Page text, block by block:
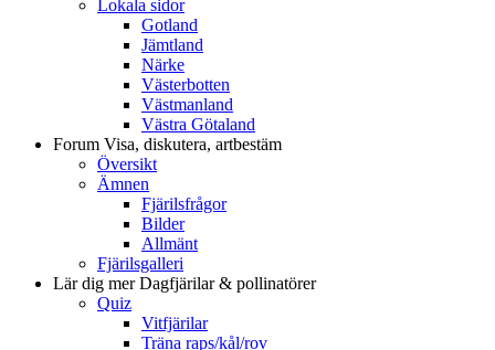
Lokala sidor
Gotland
Jämtland
Närke
Västerbotten
Västmanland
Västra Götaland
Forum Visa, diskutera, artbestäm
Översikt
Ämnen
Fjärilsfrågor
Bilder
Allmänt
Fjärilsgalleri
Lär dig merDagfjärilar & pollinatörer
Quiz
Vitfjärilar
Träna raps/kål/rov